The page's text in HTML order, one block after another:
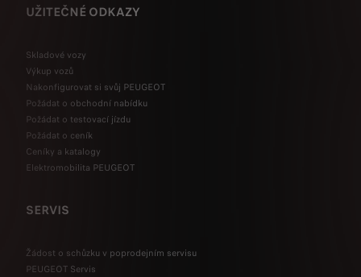
UŽITEČNÉ ODKAZY
Skladové vozy
Výkup vozů
Nakonfigurovat si svůj PEUGEOT
Požádat o obchodní nabídku
Požádat o testovací jízdu
Požádat o ceník
Ceníky a katalogy
Elektromobilita PEUGEOT
SERVIS
Žádost o schůzku v poprodejním servisu
PEUGEOT Servis